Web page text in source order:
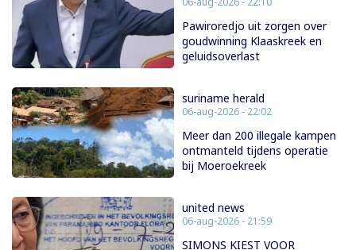
Pawiroredjo uit zorgen over
goudwinning Klaaskreek en
geluidsoverlast
suriname herald
06-aug-2026 - 22:02
Meer dan 200 illegale kampen
ontmanteld tijdens operatie
bij Moeroekreek
united news
06-aug-2026 - 21:59
SIMONS KIEST VOOR